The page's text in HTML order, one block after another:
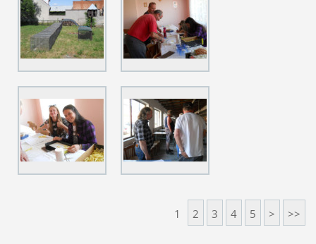
1 2 3 4 5 > >>